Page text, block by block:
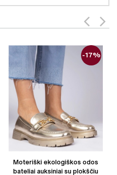
Moteriški ekologiškos odos
bateliai auksiniai su plokščiu
-17%